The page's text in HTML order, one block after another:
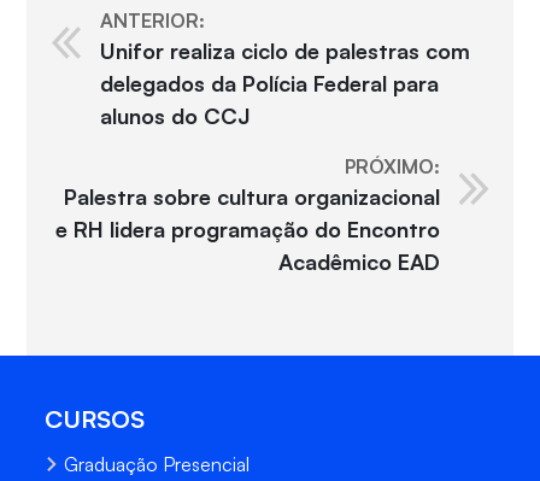
ANTERIOR:
Unifor realiza ciclo de palestras com
delegados da Polícia Federal para
alunos do CCJ
PRÓXIMO:
Palestra sobre cultura organizacional
e RH lidera programação do Encontro
Acadêmico EAD
CURSOS
Graduação Presencial